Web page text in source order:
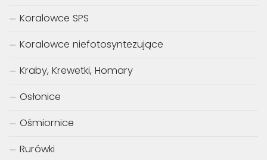
Koralowce SPS
Koralowce niefotosyntezujące
Kraby, Krewetki, Homary
Osłonice
Ośmiornice
Rurówki